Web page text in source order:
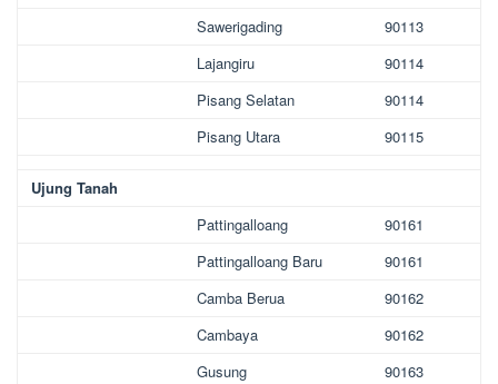
Sawerigading
90113
Lajangiru
90114
Pisang Selatan
90114
Pisang Utara
90115
Ujung Tanah
Pattingalloang
90161
Pattingalloang Baru
90161
Camba Berua
90162
Cambaya
90162
Gusung
90163